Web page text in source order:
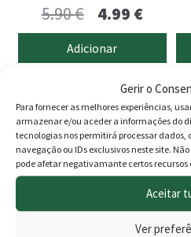
Gerir o
Para fornecer as melhores experiências,
armazenar e/ou aceder a informações do
tecnologias nos permitirá processar
navegação ou IDs exclusivos neste site.
pode afetar negativamante certos recursos
Aceitar
Ver
5.90€
preço
original
5.90 €.
4.99 €O
preço
atual
é:
4.99 €.
Adicionar
product
has
multiple
variants.
The